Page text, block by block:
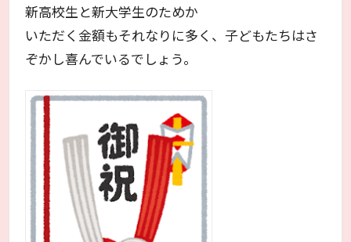
新高校生と新大学生のためか
いただく金額もそれなりに多く、子どもたちはさ
ぞかし喜んでいるでしょう。